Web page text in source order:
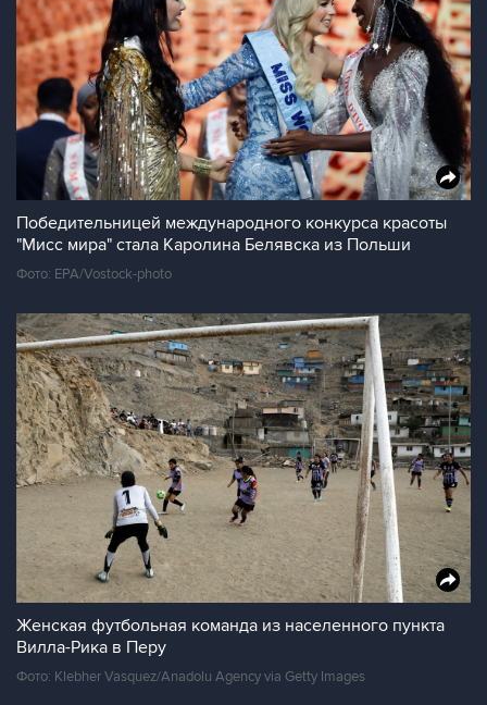
Победительницей международного конкурса красоты
"Мисс мира" стала Каролина Белявска из Польши
Фото: EPA/Vostock-photo
Женская футбольная команда из населенного пункта
Вилла-Рика в Перу
Фото: Klebher Vasquez/Anadolu Agency via Getty Images